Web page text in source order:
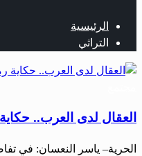
الرئيسية
التراثي
العقال لدى العرب..
الحرية– ياسر النعسان: في